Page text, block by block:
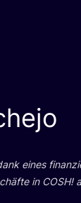
eines
in COSH!